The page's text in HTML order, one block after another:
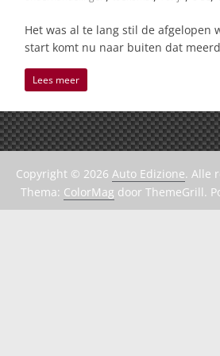
Het was al te lang stil de afgelopen
start komt nu naar buiten dat
Lees meer
Copyright © 2026 Auto Edizione. Alle
Thema: ColorMag door ThemeGrill.